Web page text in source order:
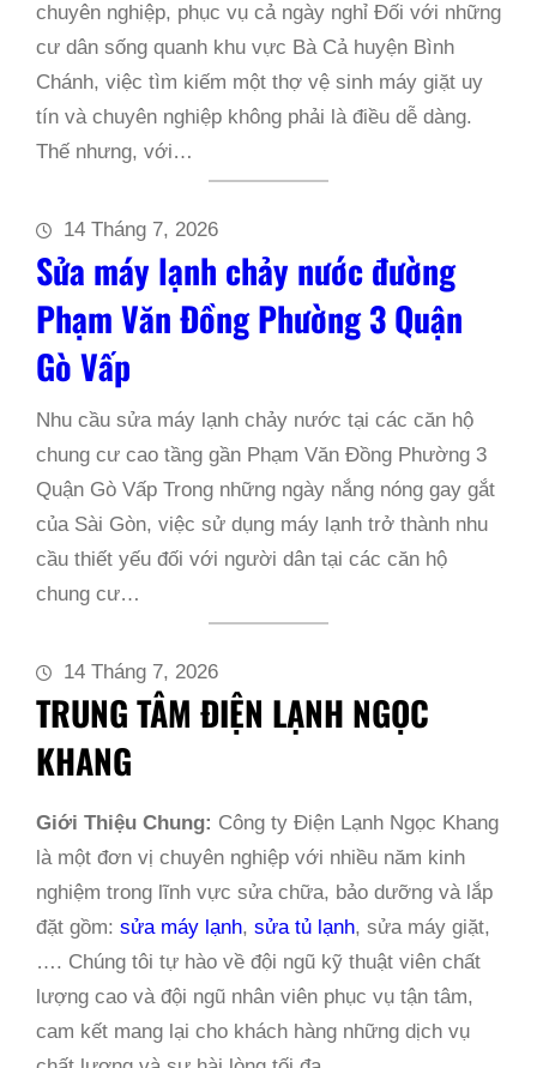
chuyên nghiệp, phục vụ cả ngày nghỉ Đối với những
cư dân sống quanh khu vực Bà Cả huyện Bình
Chánh, việc tìm kiếm một thợ vệ sinh máy giặt uy
tín và chuyên nghiệp không phải là điều dễ dàng.
Thế nhưng, với…
14 Tháng 7, 2026
Sửa máy lạnh chảy nước đường
Phạm Văn Đồng Phường 3 Quận
Gò Vấp
Nhu cầu sửa máy lạnh chảy nước tại các căn hộ
chung cư cao tầng gần Phạm Văn Đồng Phường 3
Quận Gò Vấp Trong những ngày nắng nóng gay gắt
của Sài Gòn, việc sử dụng máy lạnh trở thành nhu
cầu thiết yếu đối với người dân tại các căn hộ
chung cư…
14 Tháng 7, 2026
TRUNG TÂM ĐIỆN LẠNH NGỌC
KHANG
Giới Thiệu Chung: Công ty Điện Lạnh Ngọc Khang
là một đơn vị chuyên nghiệp với nhiều năm kinh
nghiệm trong lĩnh vực sửa chữa, bảo dưỡng và lắp
đặt gồm: sửa máy lạnh, sửa tủ lạnh, sửa máy giặt,
…. Chúng tôi tự hào về đội ngũ kỹ thuật viên chất
lượng cao và đội ngũ nhân viên phục vụ tận tâm,
cam kết mang lại cho khách hàng những dịch vụ